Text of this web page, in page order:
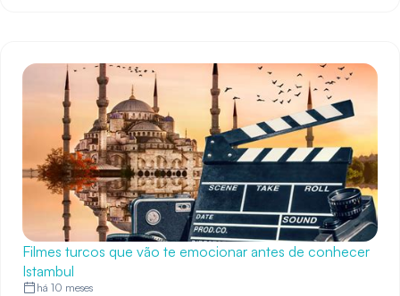
Filmes turcos que vão te emocionar antes de conhecer
Istambul
há 10 meses